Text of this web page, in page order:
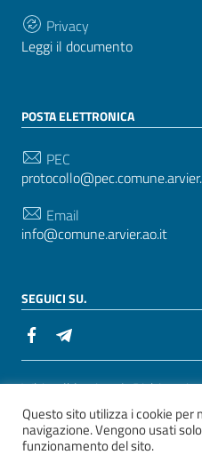
Privacy
Leggi il documento
POSTA ELETTRONICA
PEC
Email
info@comune.arvier.ao.it
SEGUICI SU.
Sezione Link Utili
Whistelblowing |
grafico ItaliaWP2 |
AgID
Questo sito utilizza i cookie
navigazione. Vengono usati
funzionamento del sito.